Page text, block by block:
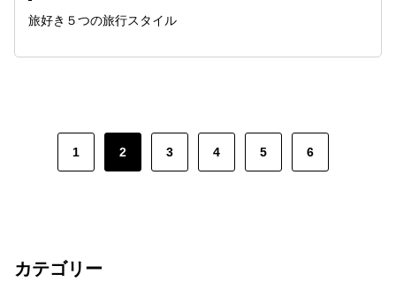
旅好き５つの旅行スタイル
1 2 3 4 5 6
カテゴリー